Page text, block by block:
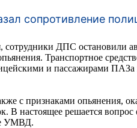
сопротивление
сотрудники ДПС остановили
Транспортное
и пассажирами
с признаками опьянения,
В настоящее решается
УМВД.